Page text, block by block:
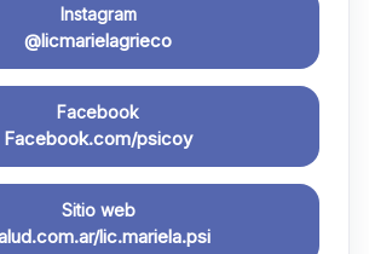
Instagram
@licmarielagrieco
Facebook
Facebook.com/psicoy
Sitio web
lic.mariela.psi